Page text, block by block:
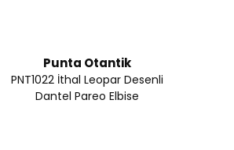
Punta Otantik
PNT1022 İthal Leopar Desenli
Dantel Pareo Elbise